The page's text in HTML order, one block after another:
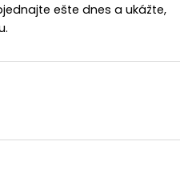
ešte dnes a ukážte,